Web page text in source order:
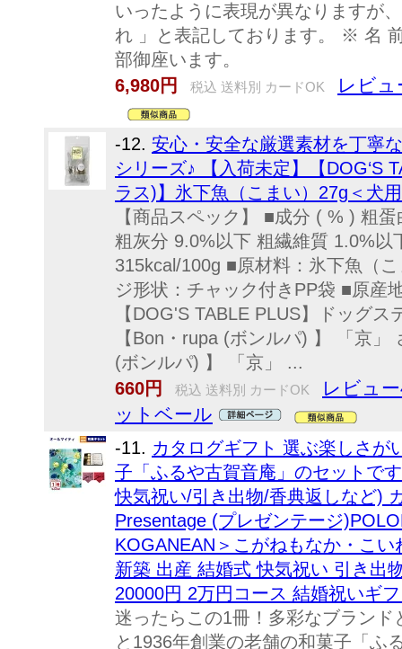
いったように表現が異なりますが
れ 」と表記しております。 ※ 名
部御座います。
6,980円
税込 送料別 カードOK レビュ
-12. 安心・安全な厳選素材を丁寧
シリーズ♪ 【入荷未定】【DOG‘S
ラス)】氷下魚（こまい）27g＜犬
【商品スペック】 ■成分 ( % ) 粗
粗灰分 9.0%以下 粗繊維質 1.0%
315kcal/100g ■原材料：氷下魚（
ジ形状：チャック付きPP袋 ■原産
【DOG'S TABLE PLUS】ドッグ
【Bon・rupa (ボンルパ) 】 「京
(ボンルパ) 】 「京」 ...
660円
税込 送料別 カードOK
レビュ
ットベール
-11. カタログギフト 選ぶ楽しさが
子「ふるや古賀音庵」のセットで
快気祝い/引き出物/香典返しなど)
Presentage (プレゼンテージ
KOGANEAN＞こがねもなか・こ
新築 出産 結婚式 快気祝い 引き出
20000円 2万円コース 結婚祝いギ
迷ったらこの1冊！多彩なブラン
と1936年創業の老舗の和菓子「ふ